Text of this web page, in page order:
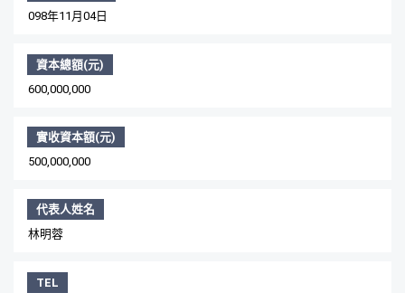
098年11月04日
資本總額(元)
600,000,000
實收資本額(元)
500,000,000
代表人姓名
林明蓉
TEL